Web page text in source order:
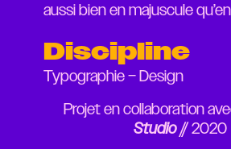
aussi bien en majuscule
Discipline
Typographie – Design
Projet en collaboration
Studio// 2020